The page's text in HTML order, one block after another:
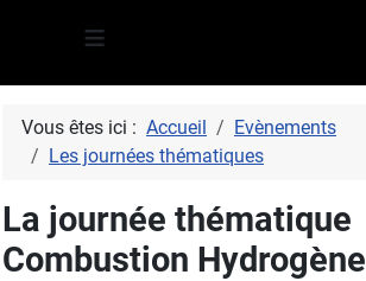
≡
Vous êtes ici : Accueil
Evènements
Les journées thématiques
La journée thématique
Combustion Hydrogène